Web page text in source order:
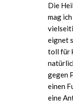
Die
mag
eignet
toll für
gegen
einen
eine